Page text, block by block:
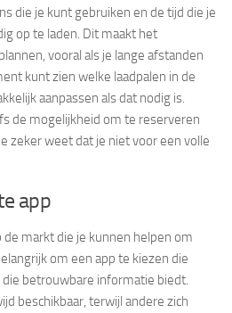
die je kunt gebruiken en de tijd die je
op te laden. Dit maakt het
vooral als je lange afstanden
kunt zien welke laadpalen in de
aanpassen als dat nodig is.
de mogelijkheid om te reserveren
zeker weet dat je niet voor een volle
app
de markt die je kunnen helpen om
om een app te kiezen die
betrouwbare informatie biedt.
beschikbaar, terwijl andere zich